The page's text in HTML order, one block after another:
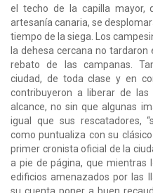
el techo de la capilla mayor,
artesanía canaria, se
tiempo de la siega. Los
la dehesa cercana no
rebato de las campanas.
ciudad, de toda clase y en
contribuyeron a liberar de
alcance, no sin que algunas
igual que sus rescatadores,
como puntualiza con su
primer cronista oficial de la
a pie de página, que mientras
edificios amenazados por las